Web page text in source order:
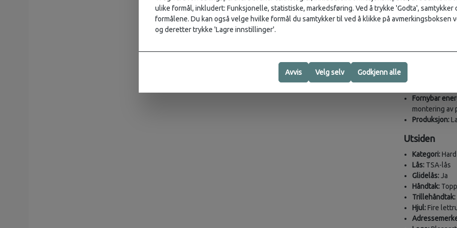
Vekt:3.9 kg
SKU:149296-
Ytre og
Minst 95
resirkulert
Fornybar
montering av
Produksjon:
Utsiden
Kategori:
Lås:TSA-lås
Glidelås:Ja
Håndtak:
Trillehåndtak:
Hjul:Fire
ulike formål, inkludert: Funksjonelle, statistiske, markedsføring. Ved å trykke 'Godta', samtykker
formålene. Du kan også velge hvilke formål du samtykker til ved å klikke på avmerkingsboksen
og deretter trykke 'Lagre innstillinger'.
Avvis Velg selv Godkjenn alle